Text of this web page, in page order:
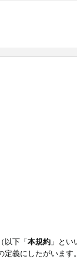
（以下「本規約 」とい
義にしたがいます